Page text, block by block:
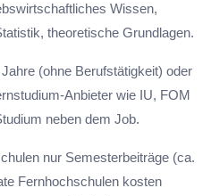
Wissen,
theoretische Grundlagen.
(ohne Berufstätigkeit) oder
Anbieter wie IU, FOM
neben dem Job.
nur Semesterbeiträge (ca.
Fernhochschulen kosten